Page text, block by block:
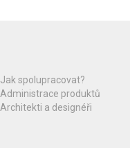
Jak spolupracovat?
Administrace produktů
Architekti a designéři